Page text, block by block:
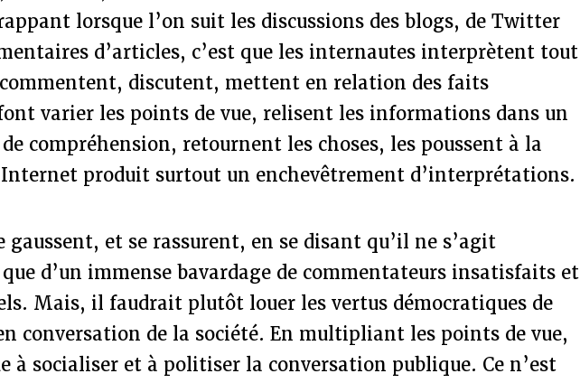
lorsque l’on suit les discussions des blogs, de Twitter
d’articles, c’est que les internautes interprètent tout
discutent, mettent en relation des faits
varier les points de vue, relisent les informations dans un
compréhension, retournent les choses, les poussent à la
produit surtout un enchevêtrement d’interprétations.
gaussent, et se rassurent, en se disant qu’il ne s’agit
d’un immense bavardage de commentateurs insatisfaits et
Mais, il faudrait plutôt louer les vertus démocratiques de
conversation de la société. En multipliant les points de vue,
à socialiser et à politiser la conversation publique. Ce n’est